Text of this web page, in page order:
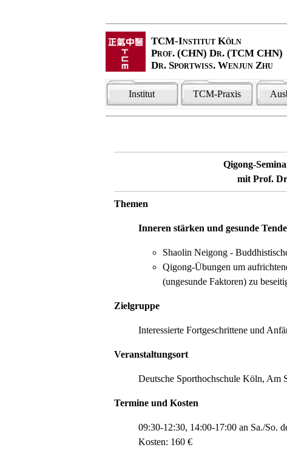
TCM-Institut Köln
Prof. (CHN) Dr. (TCM CHN)
Dr. Sportwiss. Wenjun Zhu
Institut TCM-Praxis
Qigong-
mit Prof.
Themen
Inneren stärken und gesunde
Shaolin Neigong -
Qigong-Übungen um
(ungesunde Faktoren) zu
Zielgruppe
Interessierte Fortgeschrittene und
Veranstaltungsort
Deutsche Sporthochschule Köln, Am
Termine und Kosten
09:30-12:30, 14:00-17:00 an Sa./So.
Kosten: 160 €